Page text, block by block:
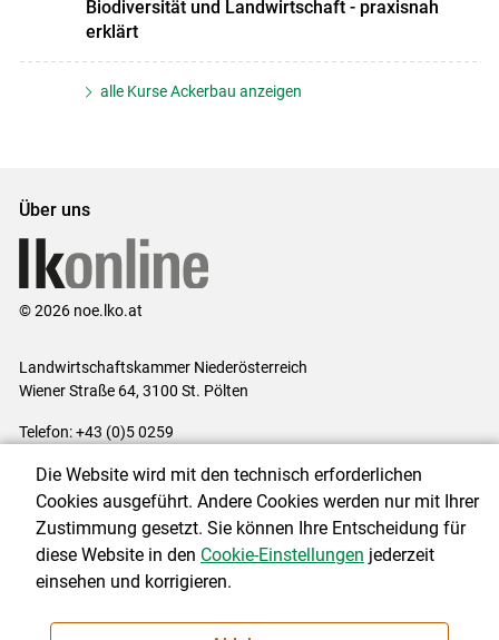
Biodiversität und Landwirtschaft - praxisnah
erklärt
alle Kurse Ackerbau anzeigen
Über uns
© 2026 noe.lko.at
Landwirtschaftskammer Niederösterreich
Wiener Straße 64, 3100 St. Pölten
Telefon: +43 (0)5 0259
Impressum|Kontakt|Datenschutzerklärung|Barrierefreiheit|
Cookie-Einstellungen
NEWSLETTER
Die Website wird mit den technisch erforderlichen
Cookies ausgeführt. Andere Cookies werden nur mit Ihrer
Zustimmung gesetzt. Sie können Ihre Entscheidung für
diese Website in den Cookie-Einstellungen jederzeit
einsehen und korrigieren.